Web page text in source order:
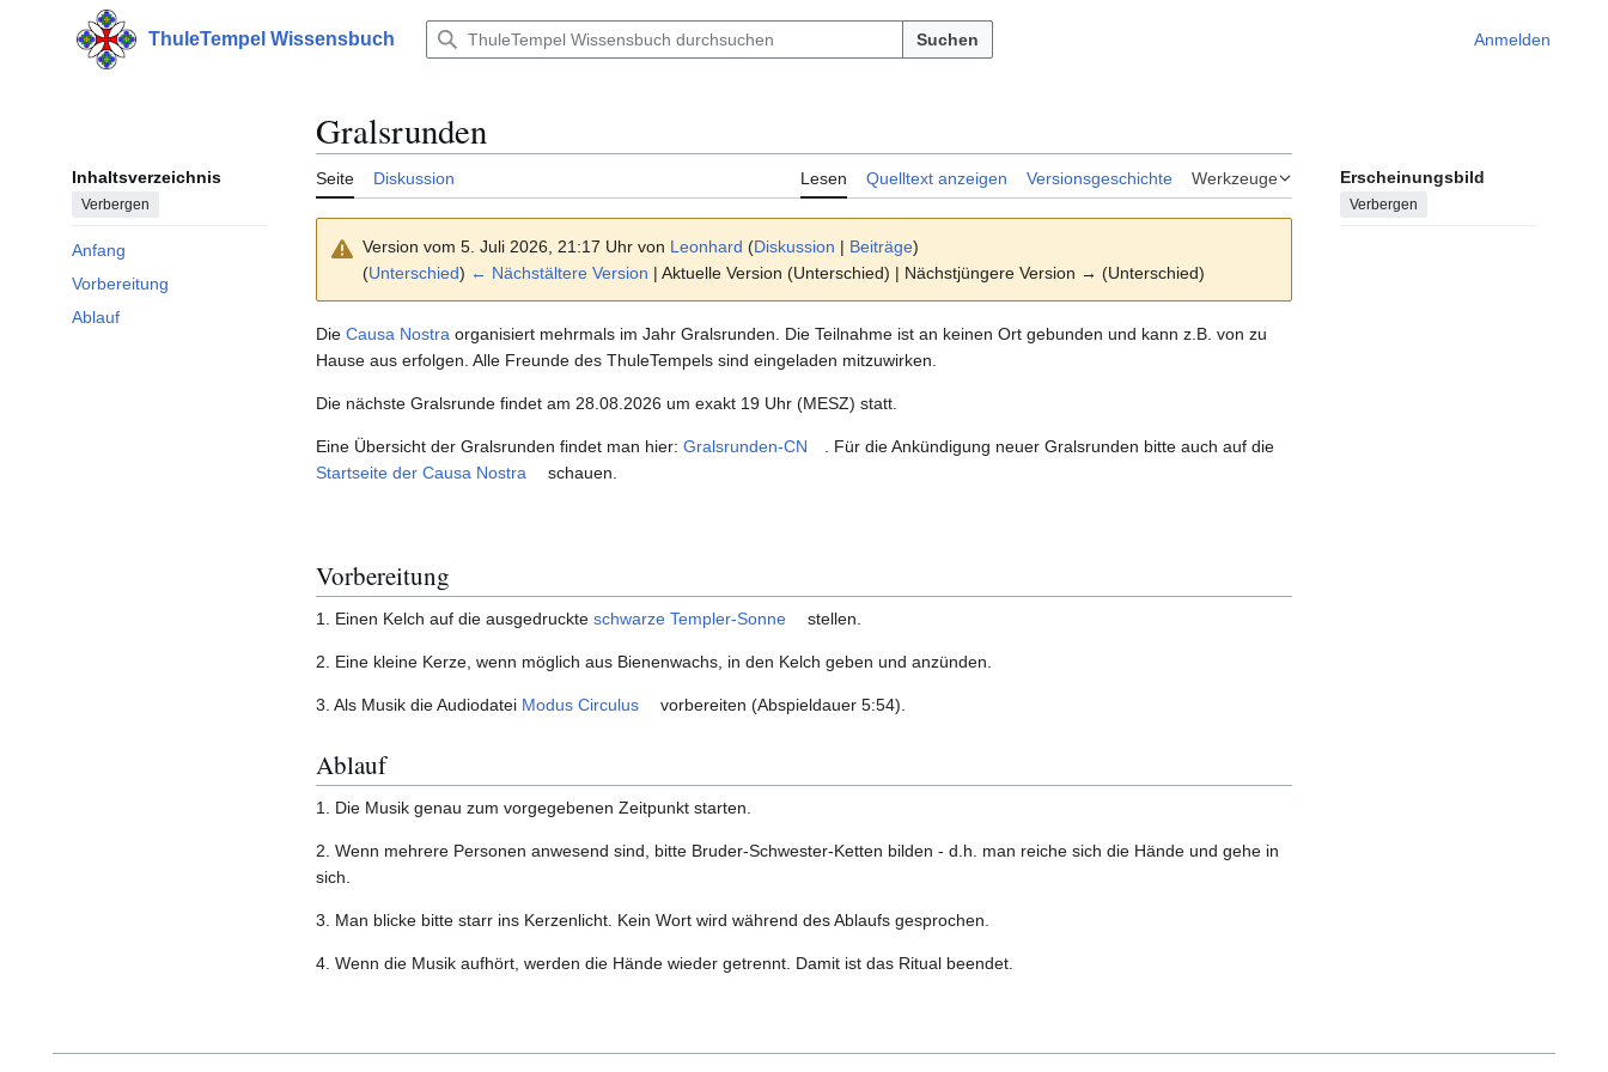
HauptmenüThuleTempel Wissensbuch Suchen Anmelden
Inhaltsverzeichnis
Verbergen
Anfang
Vorbereitung
Ablauf
Gralsrunden
Seite Diskussion Lesen Quelltext anzeigen Versionsgeschichte Werkzeuge Erscheinungsbild
Verbergen
Version vom 5. Juli 2026, 21:17 Uhr von Leonhard (Diskussion | Beiträge)
(Unterschied) ← Nächstältere Version | Aktuelle Version (Unterschied) | Nächstjüngere Version → (Unterschied)
Die Causa Nostra organisiert mehrmals im Jahr Gralsrunden. Die Teilnahme ist an keinen Ort gebunden und kann z.B. von zu
Hause aus erfolgen. Alle Freunde des ThuleTempels sind eingeladen mitzuwirken.
Die nächste Gralsrunde findet am 28.08.2026 um exakt 19 Uhr (MESZ) statt.
Eine Übersicht der Gralsrunden findet man hier: Gralsrunden-CN
. Für die Ankündigung neuer Gralsrunden bitte auch auf die
Startseite der Causa Nostra
schauen.
Vorbereitung
1. Einen Kelch auf die ausgedruckte schwarze Templer-Sonne stellen.
2. Eine kleine Kerze, wenn möglich aus Bienenwachs, in den Kelch geben und anzünden.
3. Als Musik die Audiodatei Modus Circulus vorbereiten (Abspieldauer 5:54).
Ablauf
1. Die Musik genau zum vorgegebenen Zeitpunkt starten.
2. Wenn mehrere Personen anwesend sind, bitte Bruder-Schwester-Ketten bilden - d.h. man reiche sich die Hände und gehe in
sich.
3. Man blicke bitte starr ins Kerzenlicht. Kein Wort wird während des Ablaufs gesprochen.
4. Wenn die Musik aufhört, werden die Hände wieder getrennt. Damit ist das Ritual beendet.